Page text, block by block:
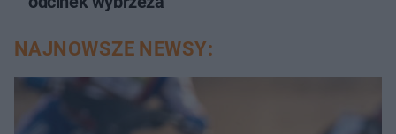
NAJNOWSZE NEWSY: